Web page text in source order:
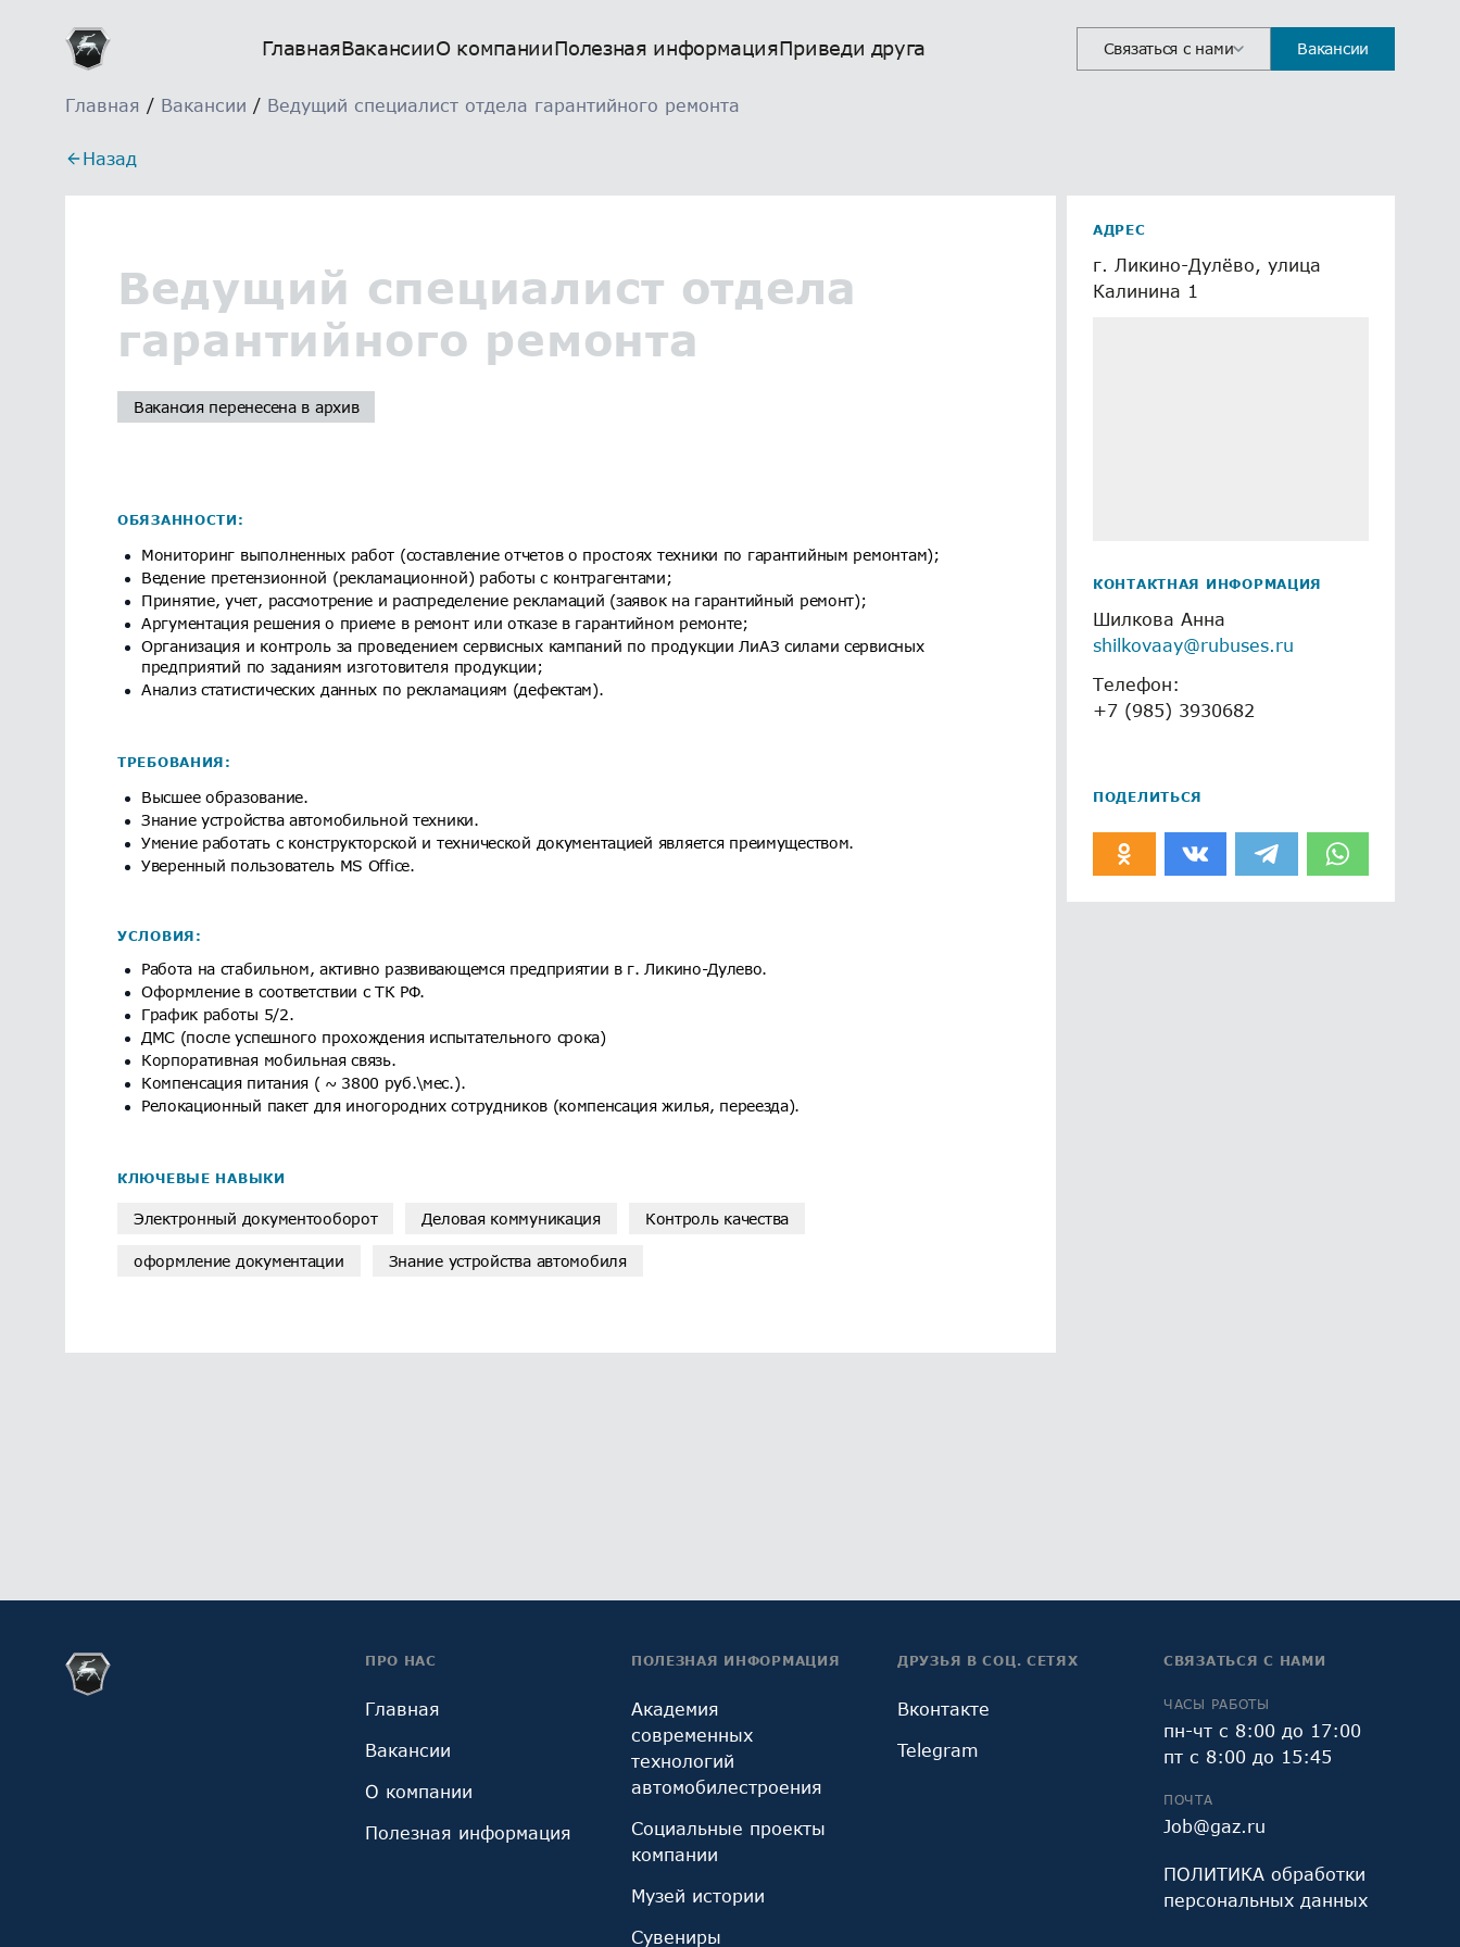
ГлавнаяВакансииО компанииПолезная информацияПриведи друга Связаться с нами Вакансии
Главная / Вакансии / Ведущий специалист отдела гарантийного ремонта
Назад
Ведущий специалист отдела
гарантийного ремонта
Вакансия перенесена в архив
ОБЯЗАННОСТИ:
Мониторинг выполненных работ (составление отчетов о простоях техники по гарантийным ремонтам);
Ведение претензионной (рекламационной) работы с контрагентами;
Принятие, учет, рассмотрение и распределение рекламаций (заявок на гарантийный ремонт);
Аргументация решения о приеме в ремонт или отказе в гарантийном ремонте;
Организация и контроль за проведением сервисных кампаний по продукции ЛиАЗ силами сервисных
предприятий по заданиям изготовителя продукции;
Анализ статистических данных по рекламациям (дефектам).
ТРЕБОВАНИЯ:
Высшее образование.
Знание устройства автомобильной техники.
Умение работать с конструкторской и технической документацией является преимуществом.
Уверенный пользователь MS Office.
УСЛОВИЯ:
Работа на стабильном, активно развивающемся предприятии в г. Ликино-Дулево.
Оформление в соответствии с ТК РФ.
График работы 5/2.
ДМС (после успешного прохождения испытательного срока)
Корпоративная мобильная связь.
Компенсация питания ( ~ 3800 руб.\мес.).
Релокационный пакет для иногородних сотрудников (компенсация жилья, переезда).
КЛЮЧЕВЫЕ НАВЫКИ
Электронный документооборот Деловая коммуникация Контроль качества
оформление документации Знание устройства автомобиля
АДРЕС
г. Ликино-Дулёво, улица
Калинина 1
КОНТАКТНАЯ ИНФОРМАЦИЯ
Шилкова Анна
shilkovaay@rubuses.ru
Телефон:
+7 (985) 3930682
ПОДЕЛИТЬСЯ
ПРО НАС
Главная
Вакансии
О компании
Полезная информация
ПОЛЕЗНАЯ ИНФОРМАЦИЯ
Академия
современных
технологий
автомобилестроения
Социальные проекты
компании
Музей истории
Сувениры
ДРУЗЬЯ В СОЦ. СЕТЯХ
Вконтакте
Telegram
СВЯЗАТЬСЯ С НАМИ
ЧАСЫ РАБОТЫ
пн-чт с 8:00 до 17:00
пт с 8:00 до 15:45
ПОЧТА
Job@gaz.ru
ПОЛИТИКА обработки
персональных данных